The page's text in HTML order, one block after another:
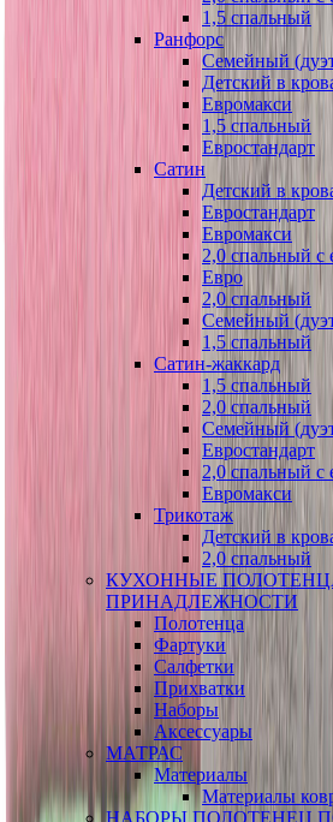
1,5 спальный
Ранфорс
Семейный
Детский в
Евромакси
1,5 спальный
Евростандарт
Сатин
Детский в
Евростандарт
Евромакси
2,0 спальный с
Евро
2,0 спальный
Семейный
1,5 спальный
Сатин-жаккард
1,5 спальный
2,0 спальный
Семейный
Евростандарт
2,0 спальный с
Евромакси
Трикотаж
Детский в
2,0 спальный
КУХОННЫЕ
ПРИНАДЛЕЖНОСТИ
Полотенца
Фартуки
Салфетки
Прихватки
Наборы
Аксессуары
МАТРАС
Материалы
Материалы